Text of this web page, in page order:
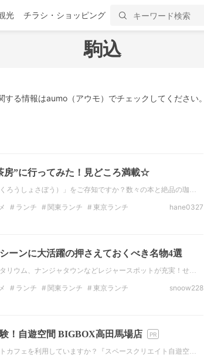
光 チラシ・ショッピング
駒込
る情報はaumo（アウモ）でチェックしてください。
房”に行ってみた！見どころ満載☆
ろうしょさぼう）」をご存知ですか？数々の本と絶品の珈…
ランチ 関東ランチ
東京ランチ
hane0327
ーンに大活躍の押さえておくべき名物4選
リウム、ナンジャタウンなどレジャースポットが充実！せ…
ランチ 関東ランチ
東京ランチ
snoow228
！自遊空間 BIGBOX高田馬場店
カフェを利用していますか？『スペースクリエイト自遊空…